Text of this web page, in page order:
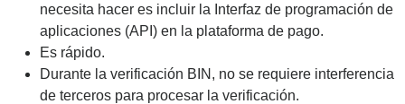
necesita hacer es incluir la Interfaz de programación de
aplicaciones (API) en la plataforma de pago.
Es rápido.
Durante la verificación BIN, no se requiere interferencia
de terceros para procesar la verificación.